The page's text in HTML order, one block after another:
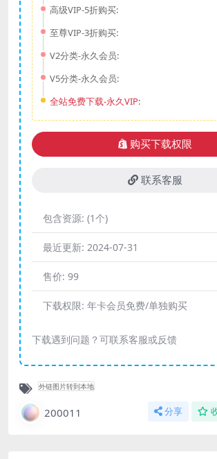
高级VIP-5折购买:
至尊VIP-3折购买:
V2分类-永久会员:
V5分类-永久会员:
全站免费下载-永久VIP:
购买下载权限
联系客服
包含资源: (1个)
最近更新: 2024-07-31
售价: 99
下载权限: 年卡会员免费/单独购买
下载遇到问题？可联系客服或反馈
外链图片转到本地
200011 分享